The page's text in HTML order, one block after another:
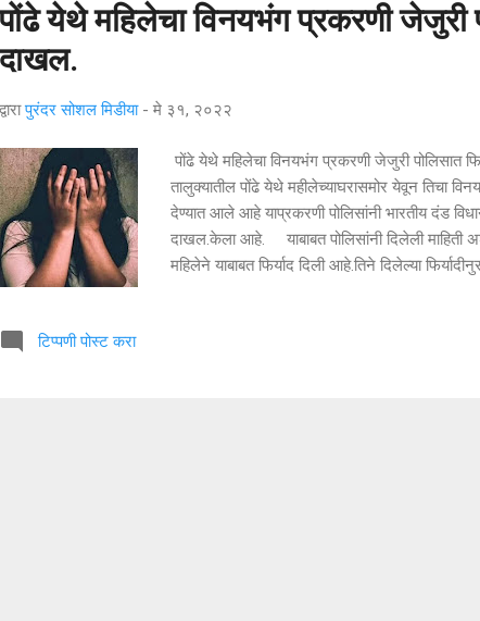
पोंढे येथे महिलेचा विनयभंग प्रकरणी जेजुरी
दाखल.
द्वारापुरंदर सोशल मिडीया - मे ३१, २०२२
पोंढे येथे महिलेचा विनयभंग प्रकरणी जेजुरी पोलिसात
तालुक्यातील पोंढे येथे महीलेच्याघरासमोर येवून तिचा
देण्यात आले आहे याप्रकरणी पोलिसांनी भारतीय दंड
दाखल.केला आहे. याबाबत पोलिसांनी दिलेली माहिती
महिलेने याबाबत फिर्याद दिली आहे.तिने दिलेल्या
मोटरसायकलवर तिच्या घरा समोर येऊन त्याच्या मोटर
टिप्पणी पोस्ट करा